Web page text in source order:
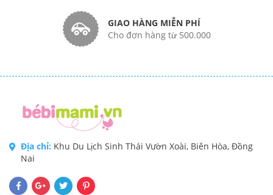
GIAO HÀNG MIỄN PHÍ
Cho đơn hàng từ 500.000
Địa chỉ: Khu Du Lịch Sinh Thái Vườn Xoài, Biên Hòa, Đồng
Nai